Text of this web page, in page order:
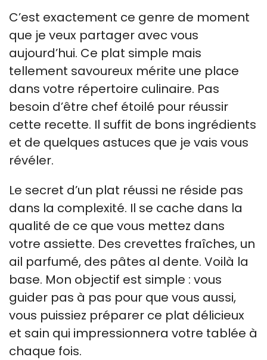
C’est exactement ce genre de moment
que je veux partager avec vous
aujourd’hui. Ce plat simple mais
tellement savoureux mérite une place
dans votre répertoire culinaire. Pas
besoin d’être chef étoilé pour réussir
cette recette. Il suffit de bons ingrédients
et de quelques astuces que je vais vous
révéler.
Le secret d’un plat réussi ne réside pas
dans la complexité. Il se cache dans la
qualité de ce que vous mettez dans
votre assiette. Des crevettes fraîches, un
ail parfumé, des pâtes al dente. Voilà la
base. Mon objectif est simple : vous
guider pas à pas pour que vous aussi,
vous puissiez préparer ce plat délicieux
et sain qui impressionnera votre tablée à
chaque fois.